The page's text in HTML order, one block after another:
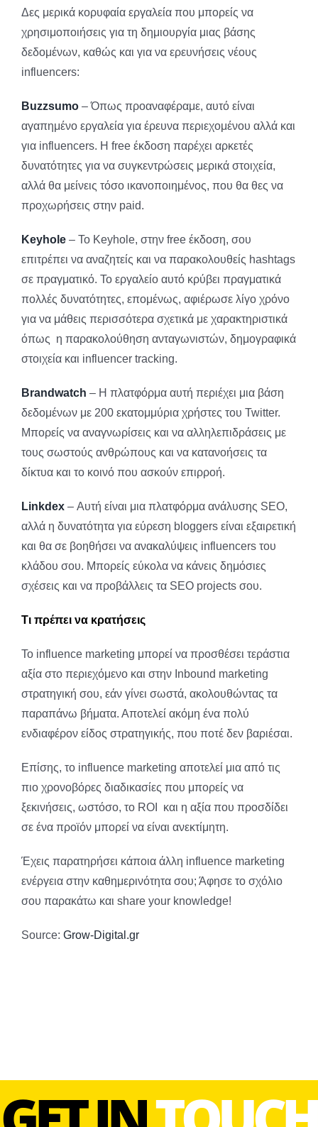
Δες μερικά κορυφαία εργαλεία που μπορείς να
χρησιμοποιήσεις για τη δημιουργία μιας βάσης
δεδομένων, καθώς και για να ερευνήσεις νέους
influencers:
Buzzsumo– Όπως προαναφέραμε, αυτό είναι
αγαπημένο εργαλεία για έρευνα περιεχομένου αλλά και
για influencers. Η free έκδοση παρέχει αρκετές
δυνατότητες για να συγκεντρώσεις μερικά στοιχεία,
αλλά θα μείνεις τόσο ικανοποιημένος, που θα θες να
προχωρήσεις στην paid.
Keyhole– Το Keyhole, στην free έκδοση, σου
επιτρέπει να αναζητείς και να παρακολουθείς hashtags
σε πραγματικό. Το εργαλείο αυτό κρύβει πραγματικά
πολλές δυνατότητες, επομένως, αφιέρωσε λίγο χρόνο
για να μάθεις περισσότερα σχετικά με χαρακτηριστικά
όπως η παρακολούθηση ανταγωνιστών, δημογραφικά
στοιχεία και influencer tracking.
Brandwatch – Η πλατφόρμα αυτή περιέχει μια βάση
δεδομένων με 200 εκατομμύρια χρήστες του Twitter.
Μπορείς να αναγνωρίσεις και να αλληλεπιδράσεις με
τους σωστούς ανθρώπους και να κατανοήσεις τα
δίκτυα και το κοινό που ασκούν επιρροή.
Linkdex– Αυτή είναι μια πλατφόρμα ανάλυσης SEO,
αλλά η δυνατότητα για εύρεση bloggers είναι εξαιρετική
και θα σε βοηθήσει να ανακαλύψεις influencers του
κλάδου σου. Μπορείς εύκολα να κάνεις δημόσιες
σχέσεις και να προβάλλεις τα SEO projects σου.
Τι πρέπει να κρατήσεις
Το influence marketing μπορεί να προσθέσει τεράστια
αξία στο περιεχόμενο και στην Inbound marketing
στρατηγική σου, εάν γίνει σωστά, ακολουθώντας τα
παραπάνω βήματα. Αποτελεί ακόμη ένα πολύ
ενδιαφέρον είδος στρατηγικής, που ποτέ δεν βαριέσαι.
Επίσης, το influence marketing αποτελεί μια από τις
πιο χρονοβόρες διαδικασίες που μπορείς να
ξεκινήσεις, ωστόσο, το ROI και η αξία που προσδίδει
σε ένα προϊόν μπορεί να είναι ανεκτίμητη.
Έχεις παρατηρήσει κάποια άλλη influence marketing
ενέργεια στην καθημερινότητα σου; Άφησε το σχόλιο
σου παρακάτω και share your knowledge!
Source: Grow-Digital.gr